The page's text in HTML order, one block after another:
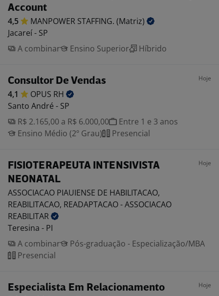
Account
4,5 MANPOWER STAFFING. (Matriz)
Jacareí - SP
A combinar
Ensino Superior Híbrido
Consultor De Vendas Hoje
4,1 OPUS RH
Santo André - SP
R$ 2.165,00 a R$ 6.000,00
Entre 1 e 3 anos
Ensino Médio (2º Grau)
Presencial
FISIOTERAPEUTA INTENSIVISTA
NEONATAL
Hoje
ASSOCIACAO PIAUIENSE DE HABILITACAO,
REABILITACAO, READAPTACAO - ASSOCIACAO
REABILITAR
Teresina - PI
A combinar
Pós-graduação - Especialização/MBA
Presencial
Especialista Em Relacionamento
Hoje